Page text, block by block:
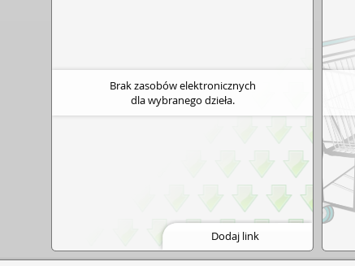
Brak zasobów elektronicznych
dla wybranego dzieła.
Dodaj link